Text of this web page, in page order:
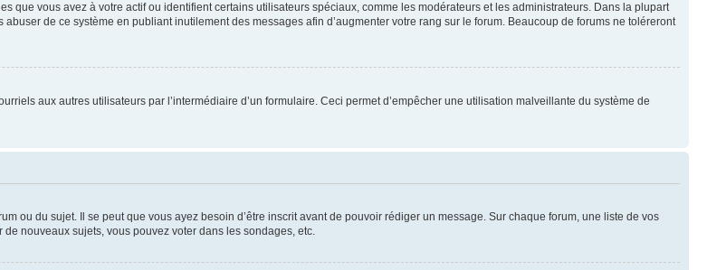
que vous avez à votre actif ou identifient certains utilisateurs spéciaux, comme les modérateurs et les administrateurs. Dans la plupart
de ce système en publiant inutilement des messages afin d’augmenter votre rang sur le forum. Beaucoup de forums ne toléreront
aux autres utilisateurs par l’intermédiaire d’un formulaire. Ceci permet d’empêcher une utilisation malveillante du système de
ou du sujet. Il se peut que vous ayez besoin d’être inscrit avant de pouvoir rédiger un message. Sur chaque forum, une liste de vos
nouveaux sujets, vous pouvez voter dans les sondages, etc.